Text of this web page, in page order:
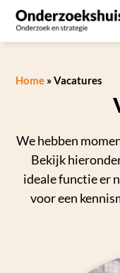
Home »Vacatures
We hebben
Bekijk
ideale functie er
voor een